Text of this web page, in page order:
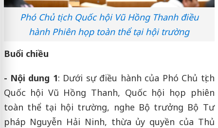
Phó Chủ tịch Quốc hội Vũ Hồng Thanh điều
hành Phiên họp toàn thể tại hội trường
Buổi chiều
- Nội dung 1: Dưới sự điều hành của Phó Chủ tịch
Quốc hội Vũ Hồng Thanh, Quốc hội họp phiên
toàn thể tại hội trường, nghe Bộ trưởng Bộ Tư
pháp Nguyễn Hải Ninh, thừa ủy quyền của Thủ